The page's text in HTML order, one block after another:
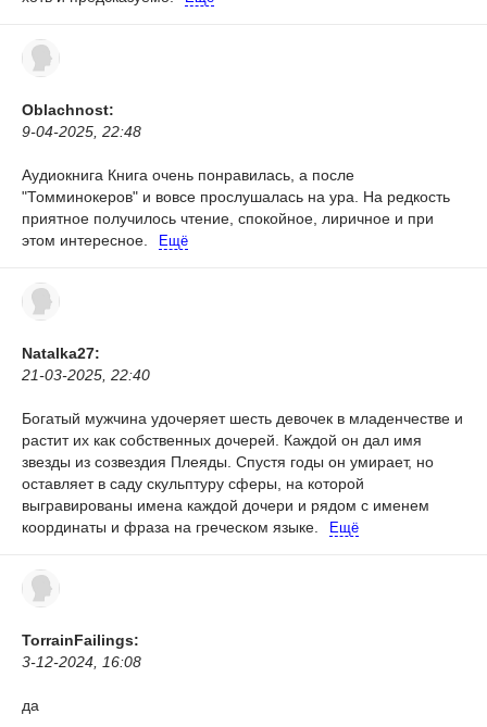
Oblachnost:
9-04-2025, 22:48
Аудиокнига Книга очень понравилась, а после
"Томминокеров" и вовсе прослушалась на ура. На редкость
приятное получилось чтение, спокойное, лиричное и при
этом интересное.
Ещё
Natalka27:
21-03-2025, 22:40
Богатый мужчина удочеряет шесть девочек в младенчестве и
растит их как собственных дочерей. Каждой он дал имя
звезды из созвездия Плеяды. Спустя годы он умирает, но
оставляет в саду скульптуру сферы, на которой
выгравированы имена каждой дочери и рядом с именем
координаты и фраза на греческом языке.
Ещё
TorrainFailings:
3-12-2024, 16:08
да